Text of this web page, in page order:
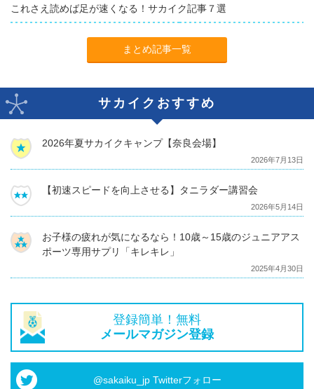
これさえ読めば足が速くなる！サカイク記事７選
まとめ記事一覧
サカイクおすすめ
2026年夏サカイクキャンプ【奈良会場】
2026年7月13日
【初速スピードを向上させる】タニラダー講習会
2026年5月14日
お子様の疲れが気になるなら！10歳～15歳のジュニアアス
ポーツ専用サプリ「キレキレ」
2025年4月30日
登録簡単！無料
メールマガジン登録
@sakaiku_jp Twitterフォロー